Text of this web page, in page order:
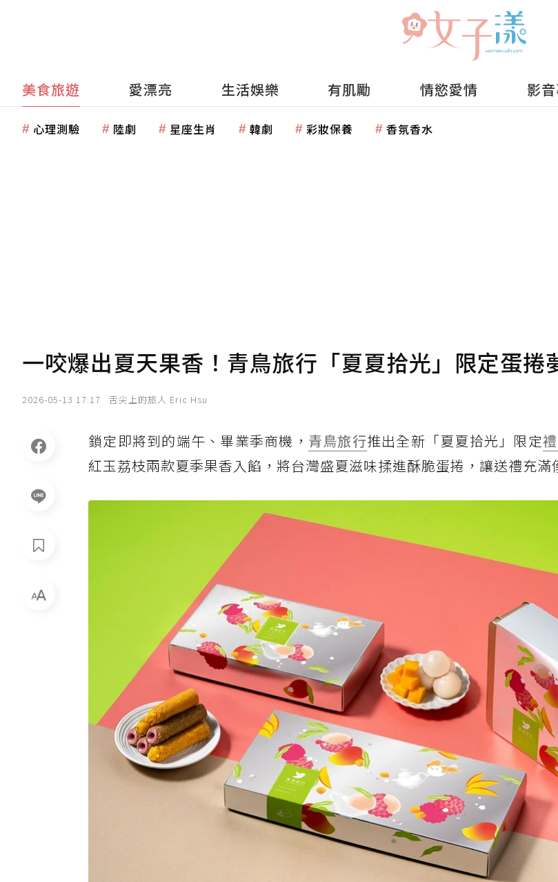
美食旅遊 愛漂亮 生活娛樂 有肌勵 情慾愛情 影
心理測驗 陸劇 星座生肖 韓劇 彩妝保養 香氛香水
一咬爆出夏天果香！青鳥旅行「夏夏拾光」限定蛋捲
2026-05-13 17:17 舌尖上的旅人 Eric Hsu
鎖定即將到的端午、畢業季商機， 青鳥旅行推出全新「夏夏拾光」限定
紅玉荔枝兩款夏季果香入餡，將台灣盛夏滋味揉進酥脆蛋捲，讓送禮充滿